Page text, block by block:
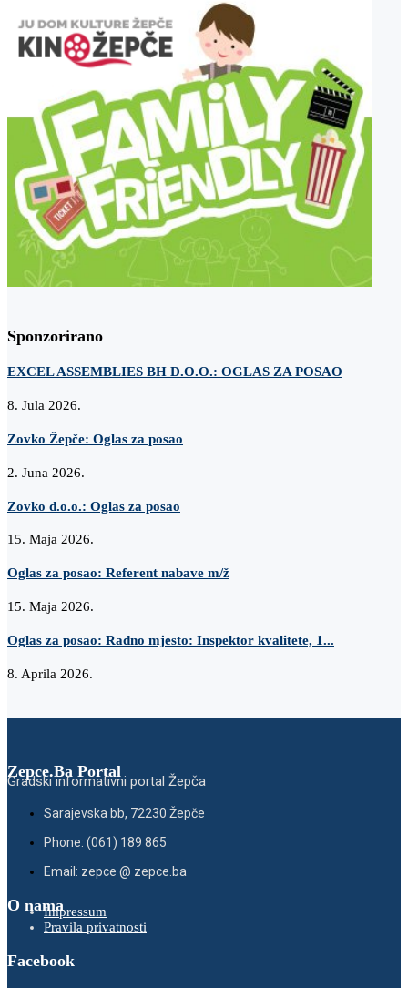
Sponzorirano
EXCEL ASSEMBLIES BH D.O.O.: OGLAS ZA POSAO
8. Jula 2026.
Zovko Žepče: Oglas za posao
2. Juna 2026.
Zovko d.o.o.: Oglas za posao
15. Maja 2026.
Oglas za posao: Referent nabave m/ž
15. Maja 2026.
Oglas za posao: Radno mjesto: Inspektor kvalitete, 1...
8. Aprila 2026.
Zepce.Ba Portal
Gradski informativni portal Žepča
Sarajevska bb, 72230 Žepče
Phone: (061) 189 865
Email: zepce @ zepce.ba
O namaImpressum
Pravila privatnosti
Facebook